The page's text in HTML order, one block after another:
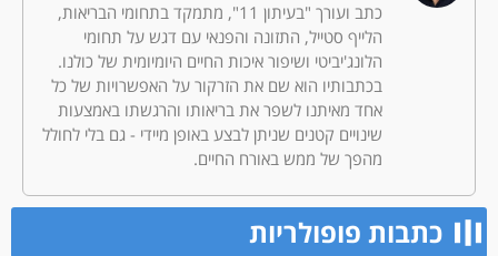
כתב ועורך "בעיתון 11", מתמקד בתחומי הבריאות,
הלייף סטייל, התזונה והפנאי עם דגש על תחומי
הלונג'יביטי ושיפור איכות החיים היומיומית של כולנו.
בכתבותיו הוא שם את הזרקור על האפשרויות של כל
אחד מאיתנו לשפר את בריאותו והרגשתו באמצעות
שינויים קטנים שניתן לבצע באופן מיידי - גם בלי לחולל
מהפך של ממש באורח החיים.
כתבות פופולריות​